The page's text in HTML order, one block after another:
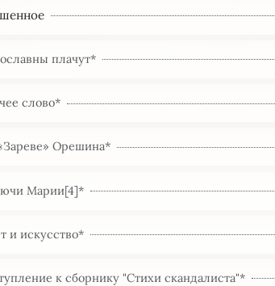
плачут*
слово*
Орешина*
Марии[4]*
и искусство*
к сборнику "Стихи скандалиста"*